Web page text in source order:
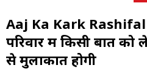
Aaj Ka Kark Rashifal
परिवार में किसी बात को
से मुलाकात होगी